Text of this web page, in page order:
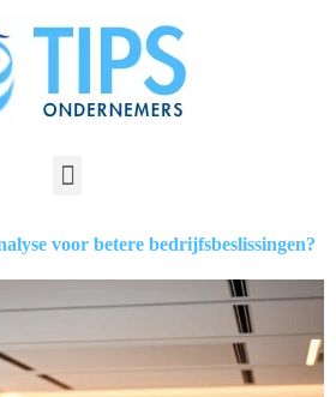
voor betere bedrijfsbeslissingen?